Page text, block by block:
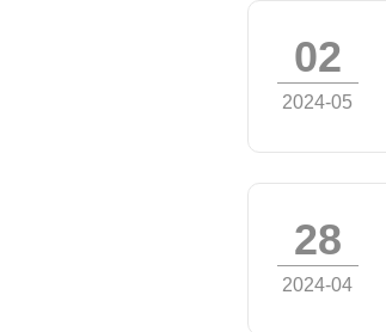
02
2024-05
28
2024-04